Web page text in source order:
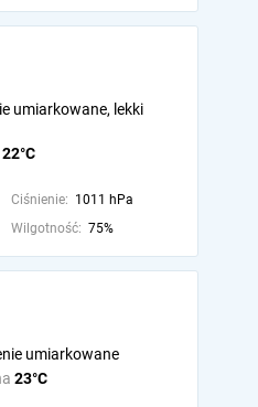
22°C
umiarkowane, lekki
Ciśnienie: 1011 hPa
Wilgotność: 75%
23°C
umiarkowane